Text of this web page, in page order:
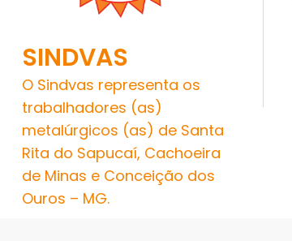
SINDVAS
O Sindvas representa os
trabalhadores (as)
metalúrgicos (as) de Santa
Rita do Sapucaí, Cachoeira
de Minas e Conceição dos
Ouros – MG.